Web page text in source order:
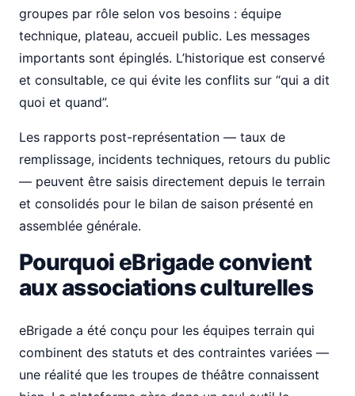
groupes par rôle selon vos besoins : équipe
technique, plateau, accueil public. Les messages
importants sont épinglés. L’historique est conservé
et consultable, ce qui évite les conflits sur “qui a dit
quoi et quand”.
Les rapports post-représentation — taux de
remplissage, incidents techniques, retours du public
— peuvent être saisis directement depuis le terrain
et consolidés pour le bilan de saison présenté en
assemblée générale.
Pourquoi eBrigade convient
aux associations culturelles
eBrigade a été conçu pour les équipes terrain qui
combinent des statuts et des contraintes variées —
une réalité que les troupes de théâtre connaissent